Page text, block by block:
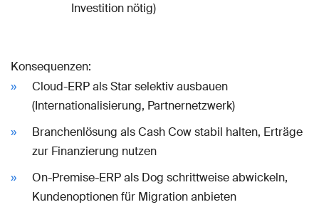
Investition nötig)
Konsequenzen:
Cloud-ERP als Star selektiv ausbauen
(Internationalisierung, Partnernetzwerk)
Branchenlösung als Cash Cow stabil halten, Erträge
zur Finanzierung nutzen
On-Premise-ERP als Dog schrittweise abwickeln,
Kundenoptionen für Migration anbieten